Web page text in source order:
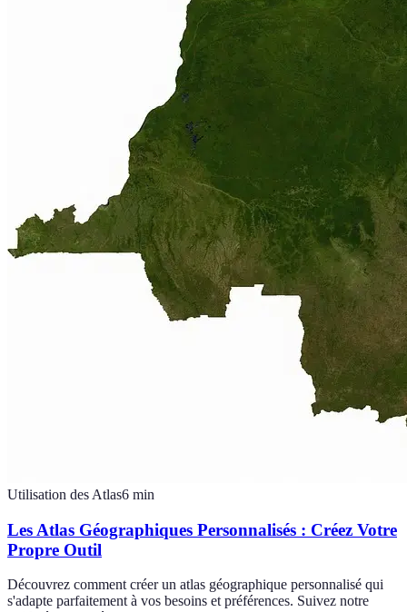
Utilisation des Atlas6 min
Les Atlas Géographiques Personnalisés : Créez Votre
Propre Outil
Découvrez comment créer un atlas géographique personnalisé qui
s'adapte parfaitement à vos besoins et préférences. Suivez notre